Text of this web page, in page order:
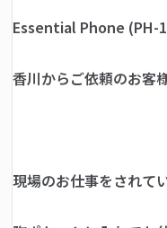
Essential Phone (PH-
香川からご依頼のお客
現場のお仕事をされて